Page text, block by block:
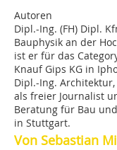
Autoren
Dipl.-Ing. (FH) Dipl.
Bauphysik an der
ist er für das
Knauf Gips KG in
Dipl.-Ing.
als freier Journalist
Beratung für Bau
in Stuttgart.
Von Sebastian